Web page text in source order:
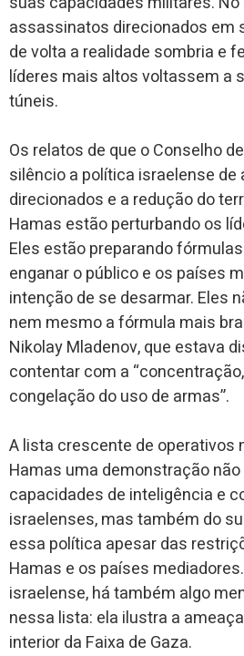
assassinatos direcionados em
de volta a realidade sombria e
líderes mais altos voltassem a
túneis.
Os relatos de que o Conselho
silêncio a política israelense
direcionados e a redução do
Hamas estão perturbando os
Eles estão preparando
enganar o público e os países
intenção de se desarmar. Eles
nem mesmo a fórmula mais
Nikolay Mladenov, que estava
contentar com a
congelação do uso de armas”.
A lista crescente de operativos
Hamas uma demonstração
capacidades de inteligência e
israelenses, mas também do
essa política apesar das
Hamas e os países
israelense, há também algo
nessa lista: ela ilustra a
interior da Faixa de Gaza.